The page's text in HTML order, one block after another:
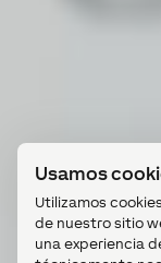
Usamos
Utilizamos
de nuestro sitio
una experiencia